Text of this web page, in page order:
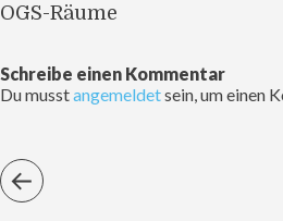
OGS-Räume
Schreibe einen Kommentar
Du musstangemeldetsein, um einen